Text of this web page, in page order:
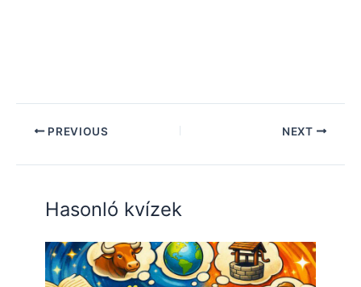
PREVIOUS NEXT
Hasonló kvízek